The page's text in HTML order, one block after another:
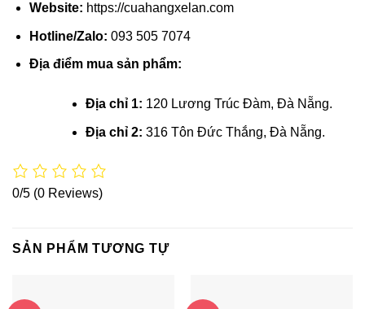
Website: https://cuahangxelan.com
Hotline/Zalo: 093 505 7074
Địa điểm mua sản phẩm:
Địa chỉ 1: 120 Lương Trúc Đàm, Đà Nẵng.
Địa chỉ 2: 316 Tôn Đức Thắng, Đà Nẵng.
0/5 (0 Reviews)
SẢN PHẨM TƯƠNG TỰ